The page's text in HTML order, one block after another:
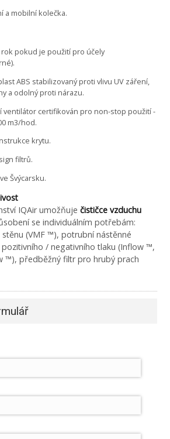
a mobilní kolečka.
rok pokud je použití pro účely
ABS stabilizovaný proti vlivu UV záření,
a odolný proti nárazu.
ventilátor certifikován pro non-stop použití -
m3/hod.
krytu.
filtrů.
Švýcarsku.
IQAir umožňuječističce vzduchu
se individuálním potřebám:
(VMF ™), potrubní nástěnné
/ negativního tlaku (Inflow ™,
™), předběžný filtr pro hrubý prach